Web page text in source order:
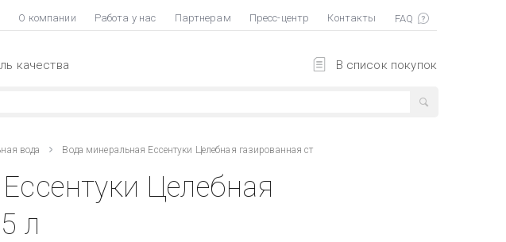
О компании Работа у нас Партнерам Пресс-центр Контакты
В список покупок
качества
вода Вода минеральная Ессентуки Целебная газированная ст
Целебная
л